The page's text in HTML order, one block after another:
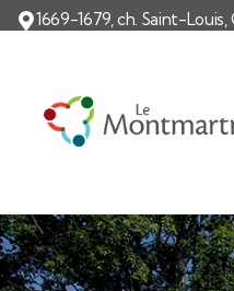
1669-1679, ch. Saint-